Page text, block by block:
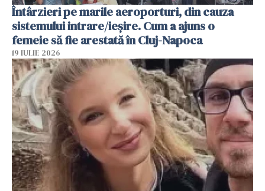
Întârzieri pe marile aeroporturi, din cauza
sistemului intrare/ieșire. Cum a ajuns o
femeie să fie arestată în Cluj-Napoca
19 IULIE 2026